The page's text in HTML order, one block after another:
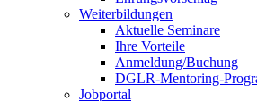
Weiterbildungen
Aktuelle Seminare
Ihre Vorteile
Anmeldung/Buchung
DGLR-Mentoring-
Jobportal